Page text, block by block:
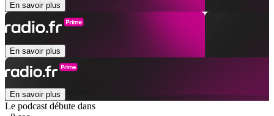
En savoir plus
En savoir plus
En savoir plus
Le podcast débute dans